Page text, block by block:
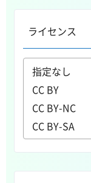
ライセンス